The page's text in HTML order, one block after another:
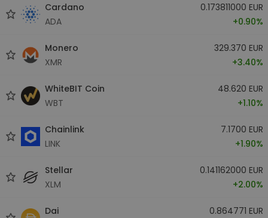
Cardano
ADA
0.173811000 EUR
+0.90%
Monero
XMR
329.370 EUR
+3.40%
WhiteBIT Coin
WBT
48.620 EUR
+1.10%
Chainlink
LINK
7.1700 EUR
+1.90%
Stellar
XLM
0.141162000 EUR
+2.00%
Dai
0.864771 EUR